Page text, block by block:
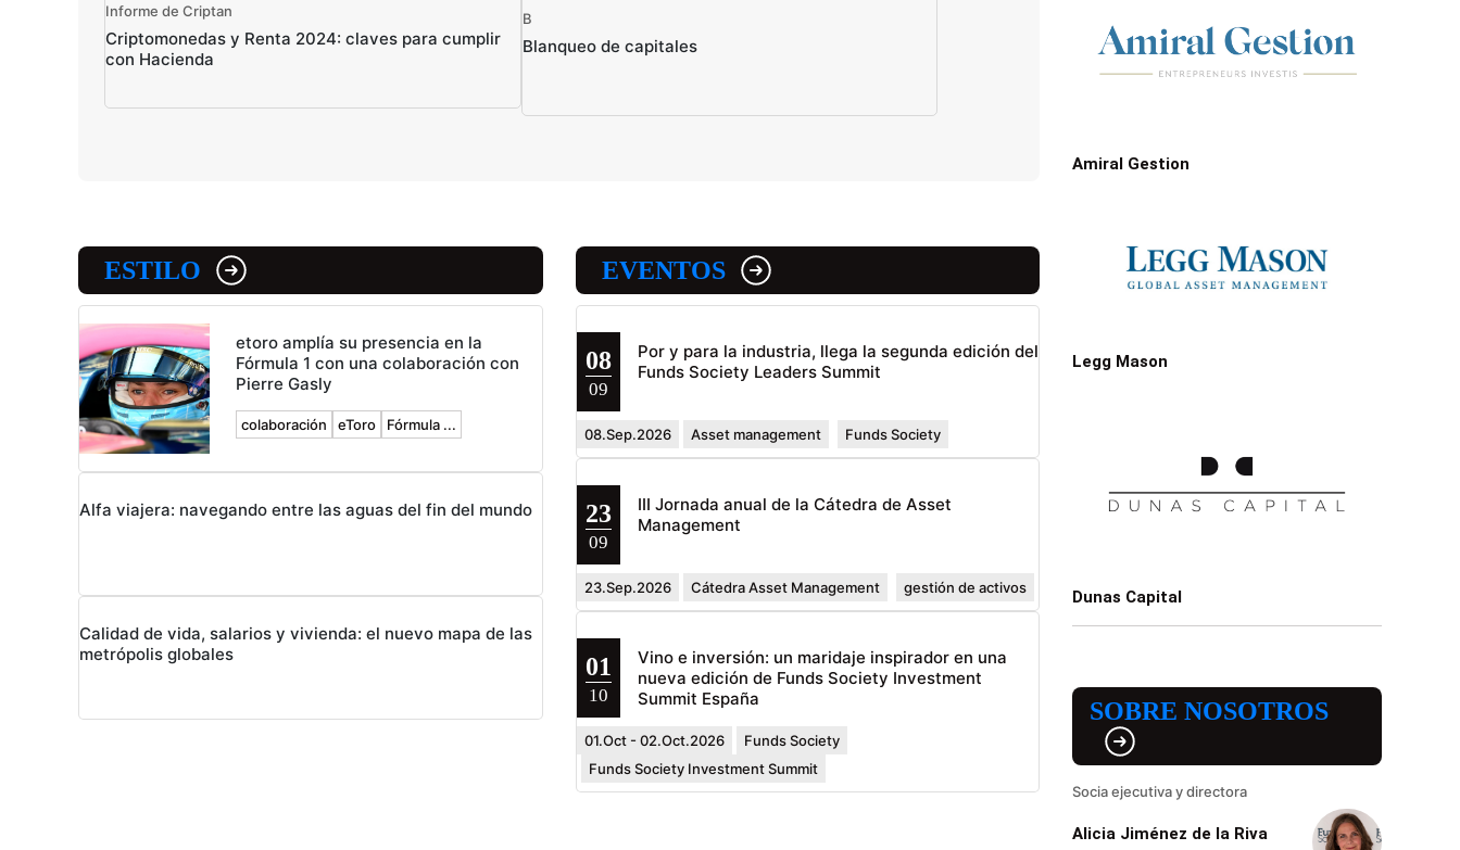
Informe de Criptan
Criptomonedas y Renta 2024: claves para cumplir
con Hacienda
B
Blanqueo de capitales
ESTILO
etoro amplía su presencia en la
Fórmula 1 con una colaboración con
Pierre Gasly
colaboración eToro Fórmula ...
Alfa viajera: navegando entre las aguas del fin del mundo
Calidad de vida, salarios y vivienda: el nuevo mapa de las
metrópolis globales
EVENTOS
08
09
Por y para la industria, llega la segunda edición del
Funds Society Leaders Summit
08.Sep.2026 Asset management Funds Society
23
09
III Jornada anual de la Cátedra de Asset
Management
23.Sep.2026 Cátedra Asset Management gestión de activos
01
10
Vino e inversión: un maridaje inspirador en una
nueva edición de Funds Society Investment
Summit España
01.Oct - 02.Oct.2026
Funds Society
Funds Society Investment Summit
Amiral Gestion
Legg Mason
Dunas Capital
SOBRE NOSOTROS
Socia ejecutiva y directora
Alicia Jiménez de la Riva